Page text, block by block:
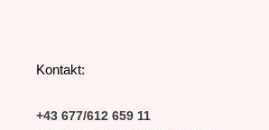
Kontakt:
+43 677/612 659 11